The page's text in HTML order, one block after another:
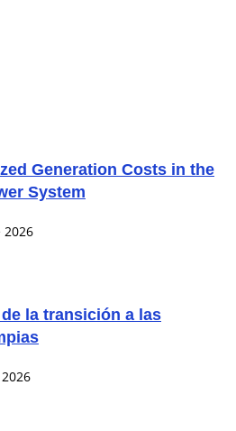
Generation Costs in the
System
2026
la transición a las